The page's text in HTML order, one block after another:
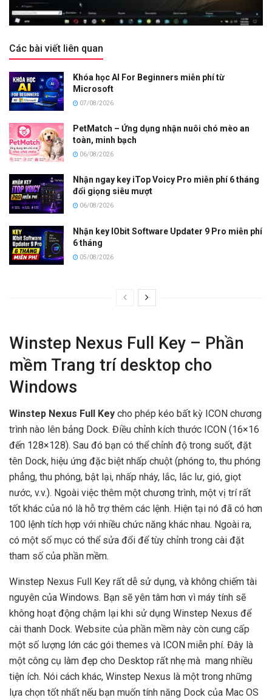
Các bài viết liên quan
Khóa học AI For Beginners miễn phí từ
Microsoft
07/08/2026
PetMatch – Ứng dụng nhận nuôi chó mèo an
toàn, minh bạch
06/08/2026
Nhận ngay key iTop Voicy Pro miễn phí 6 tháng
đổi giọng siêu mượt
06/08/2026
Nhận key IObit Software Updater 9 Pro miễn phí
6 tháng
05/08/2026
Winstep Nexus Full Key – Phần
mềm Trang trí desktop cho
Windows
Winstep Nexus Full Key cho phép kéo bất kỳ ICON chương
trình nào lên bảng Dock. Điều chỉnh kích thước ICON (16×16
đến 128×128). Sau đó bạn có thể chỉnh độ trong suốt, đặt
tên Dock, hiệu ứng đặc biệt nhấp chuột (phóng to, thu phóng
phẳng, thu phóng, bật lại, nhấp nháy, lắc, lắc lư, gió, giọt
nước, v.v.). Ngoài việc thêm một chương trình, một vị trí rất
tốt khác của nó là hỗ trợ thêm các lệnh. Hiện tại nó đã có hơn
100 lệnh tích hợp với nhiều chức năng khác nhau. Ngoài ra,
có một số mục có thể sửa đổi để tùy chỉnh trong cài đặt
tham số của phần mềm.
Winstep Nexus Full Key rất dễ sử dụng, và không chiếm tài
nguyên của Windows. Bạn sẽ yên tâm hơn vì máy tính sẽ
không hoạt động chậm lại khi sử dụng Winstep Nexus để
cài thanh Dock. Website của phần mềm này còn cung cấp
một số lượng lớn các gói themes và ICON miễn phí. Đây là
một công cụ làm đẹp cho Desktop rất nhẹ mà mang nhiều
tiện ích. Nói cách khác, Winstep Nexus là một trong những
lựa chọn tốt nhất nếu bạn muốn tính năng Dock của Mac OS